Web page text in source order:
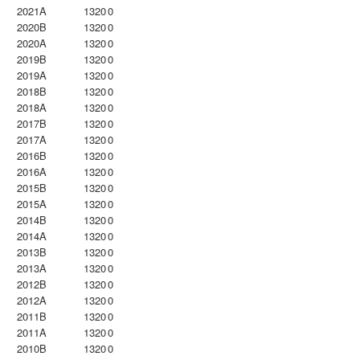
2021A
13200
2020B
13200
2020A
13200
2019B
13200
2019A
13200
2018B
13200
2018A
13200
2017B
13200
2017A
13200
2016B
13200
2016A
13200
2015B
13200
2015A
13200
2014B
13200
2014A
13200
2013B
13200
2013A
13200
2012B
13200
2012A
13200
2011B
13200
2011A
13200
2010B
13200